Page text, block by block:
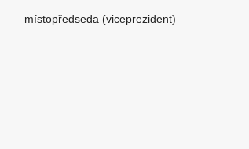
místopředseda (viceprezident)